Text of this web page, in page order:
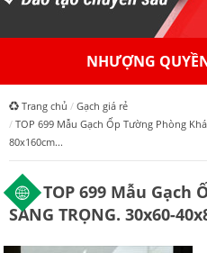
NHƯỢNG
Trang chủ
Gạch giá rẻ
TOP 699 Mẫu Gạch Ốp Tường Phòng
80x160cm...
TOP 699 Mẫu Gạch
SANG TRỌNG. 30x60-